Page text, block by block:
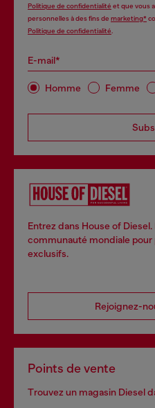
Politique de confidentialité et que vous
personnelles à des fins de marketing*
Politique de confidentialité.
E-mail*
Homme Femme
Entrez dans House of
communauté mondiale
exclusifs.
Rejoignez-
Points de vente
Trouvez un magasin Diesel